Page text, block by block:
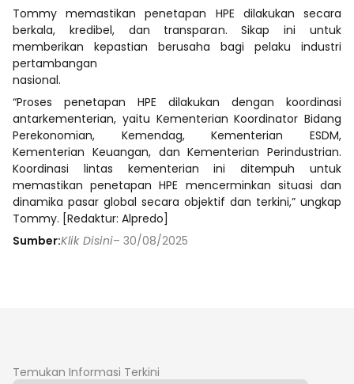
Tommy memastikan penetapan HPE dilakukan secara
berkala, kredibel, dan transparan. Sikap ini untuk
memberikan kepastian berusaha bagi pelaku industri
pertambangan
nasional.
“Proses penetapan HPE dilakukan dengan koordinasi
antarkementerian, yaitu Kementerian Koordinator Bidang
Perekonomian, Kemendag, Kementerian ESDM,
Kementerian Keuangan, dan Kementerian Perindustrian.
Koordinasi lintas kementerian ini ditempuh untuk
memastikan penetapan HPE mencerminkan situasi dan
dinamika pasar global secara objektif dan terkini,” ungkap
Tommy. [Redaktur: Alpredo]
Sumber:Klik Disini– 30/08/2025
Temukan Informasi Terkini